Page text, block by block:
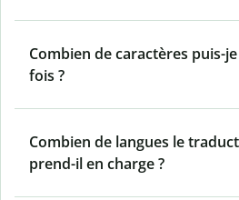
Combien de caractères puis-
fois ?
Combien de langues le
prend-il en charge ?